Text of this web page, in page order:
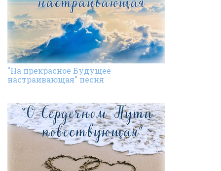
"На прекрасное Будущее
настраивающая" песня